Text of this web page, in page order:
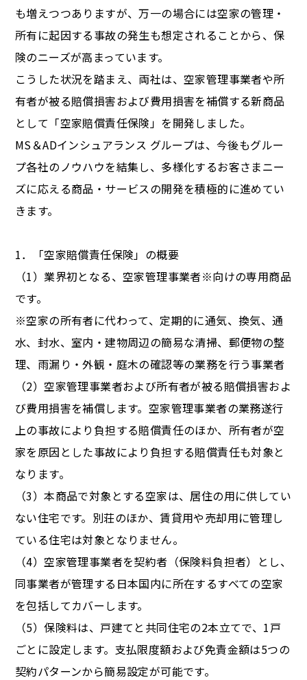
も増えつつありますが、万一の場合には空家の管理・
所有に起因する事故の発生も想定されることから、保
険のニーズが高まっています。
こうした状況を踏まえ、両社は、空家管理事業者や所
有者が被る賠償損害および費用損害を補償する新商品
として「空家賠償責任保険」を開発しました。
MS＆ADインシュアランス グループは、今後もグルー
プ各社のノウハウを結集し、多様化するお客さまニー
ズに応える商品・サービスの開発を積極的に進めてい
きます。
1．「空家賠償責任保険」の概要
（1）業界初となる、空家管理事業者※向けの専用商品
です。
※空家の所有者に代わって、定期的に通気、換気、通
水、封水、室内・建物周辺の簡易な清掃、郵便物の整
理、雨漏り・外観・庭木の確認等の業務を行う事業者
（2）空家管理事業者および所有者が被る賠償損害およ
び費用損害を補償します。空家管理事業者の業務遂行
上の事故により負担する賠償責任のほか、所有者が空
家を原因とした事故により負担する賠償責任も対象と
なります。
（3）本商品で対象とする空家は、居住の用に供してい
ない住宅です。別荘のほか、賃貸用や売却用に管理し
ている住宅は対象となりません。
（4）空家管理事業者を契約者（保険料負担者）とし、
同事業者が管理する日本国内に所在するすべての空家
を包括してカバーします。
（5）保険料は、戸建てと共同住宅の2本立てで、1戸
ごとに設定します。支払限度額および免責金額は5つの
契約パターンから簡易設定が可能です。